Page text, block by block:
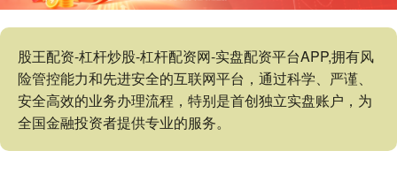
股王配资-杠杆炒股-杠杆配资网-实盘配资平台APP,拥有风
险管控能力和先进安全的互联网平台，通过科学、严谨、
安全高效的业务办理流程，特别是首创独立实盘账户，为
全国金融投资者提供专业的服务。